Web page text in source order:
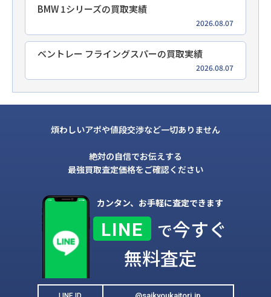
BMW 1シリーズの買取実績
2026.08.07
ベントレー フライングスパーの買取実績
2026.08.07
煩わしいアポや値段交渉など一切ありません
絶対の自信でお伝えする
最強買取査定価格をご確認ください
カンタン、お手軽に査定できます
LINE で今すぐ
無料査定